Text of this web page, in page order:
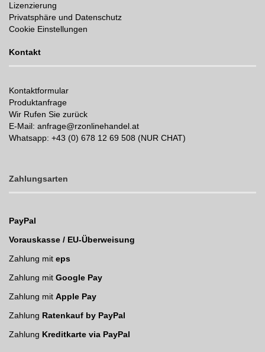
Lizenzierung
Privatsphäre und Datenschutz
Cookie Einstellungen
Kontakt
Kontaktformular
Produktanfrage
Wir Rufen Sie zurück
E-Mail: anfrage@rzonlinehandel.at
Whatsapp: +43 (0) 678 12 69 508 (NUR CHAT)
Zahlungsarten
PayPal
Vorauskasse / EU-Überweisung
Zahlung mit eps
Zahlung mit Google Pay
Zahlung mit Apple Pay
Zahlung Ratenkauf by PayPal
Zahlung Kreditkarte via PayPal